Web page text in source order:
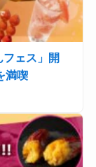
フェス」開
満喫